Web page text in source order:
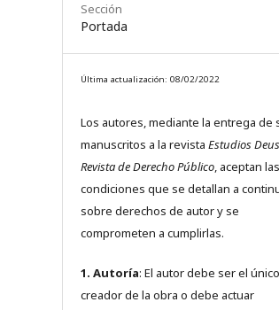
Sección
Portada
Última actualización: 08/02/2022
Los autores, mediante la entrega de
manuscritos a la revista Estudios
Revista de Derecho Público, aceptan las
condiciones que se detallan a
sobre derechos de autor y se
comprometen a cumplirlas.
1. Autoría: El autor debe ser el único
creador de la obra o debe actuar